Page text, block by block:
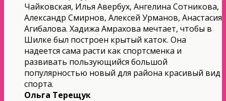
Чайковская, Илья Авербух, Ангелина Сотникова,
Александр Смирнов, Алексей Урманов, Анастасия
Агибалова. Хадижа Амрахова мечтает, чтобы в
Шилке был построен крытый каток. Она
надеется сама расти как спортсменка и
развивать пользующийся большой
популярностью новый для района красивый вид
спорта.
Ольга Терещук